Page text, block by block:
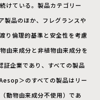
けている。製品カテゴリー
製品のほか、フレグランスや
り倫理的基準と安全性を考慮
由来成分と非植物由来成分を
企業であり、すべての製品
＞のすべての製品はリー
動物由来成分不使用）であ